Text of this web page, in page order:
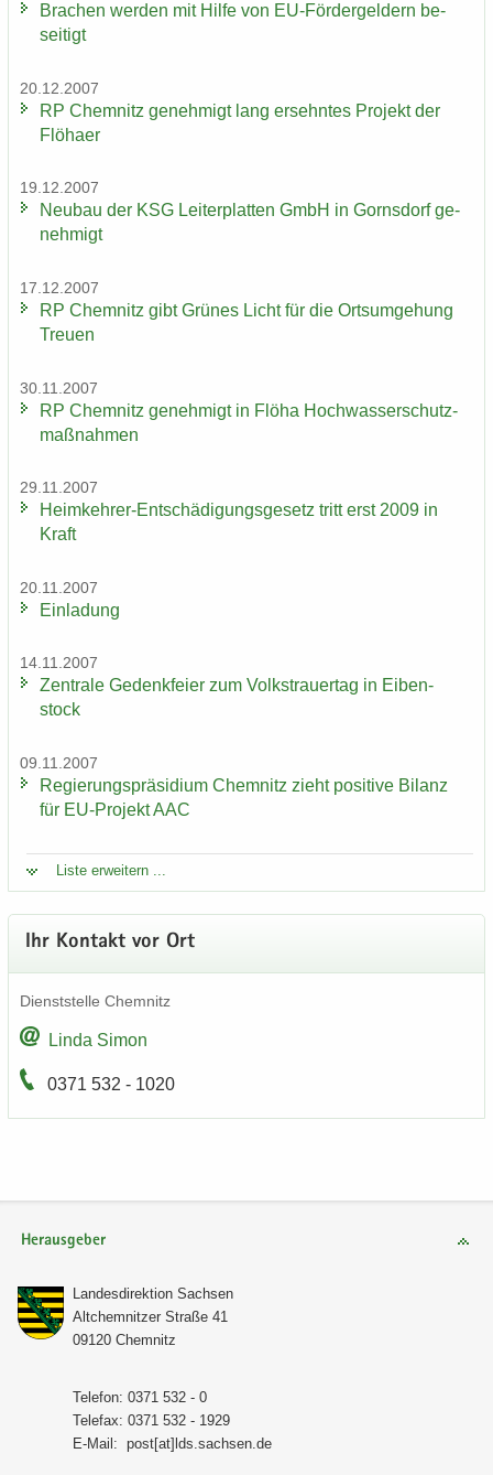
Bra­chen wer­den mit Hilfe von EU-​Fördergeldern be­
sei­tigt
20.12.2007
RP Chem­nitz ge­neh­migt lang er­sehn­tes Pro­jekt der
Flöha­er
19.12.2007
Neu­bau der KSG Lei­ter­plat­ten GmbH in Gorns­dorf ge­
neh­migt
17.12.2007
RP Chem­nitz gibt Grü­nes Licht für die Orts­um­ge­hung
Treu­en
30.11.2007
RP Chem­nitz ge­neh­migt in Flöha Hoch­was­ser­schutz­
maß­nah­men
29.11.2007
Heimkehrer-​Entschädigungsgesetz tritt erst 2009 in
Kraft
20.11.2007
Ein­la­dung
14.11.2007
Zen­tra­le Ge­denk­fei­er zum Volks­trau­er­tag in Ei­ben­
stock
09.11.2007
Re­gie­rungs­prä­si­di­um Chem­nitz zieht po­si­ti­ve Bi­lanz
für EU-​Projekt AAC
Liste er­wei­tern ...
Ihr Kon­takt vor Ort
Dienst­stel­le Chem­nitz
Linda Simon
0371 532 - 1020
Herausgeber
Lan­des­di­rek­ti­on Sach­sen
Alt­chem­nit­zer Stra­ße 41
09120 Chem­nitz
Te­le­fon: 0371 532 - 0
Te­le­fax: 0371 532 - 1929
E-​Mail: post[at]lds.sach­sen.de